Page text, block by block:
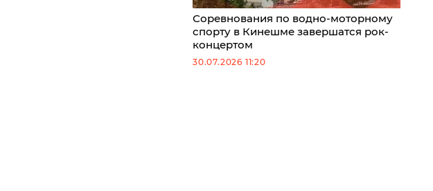
Соревнования по водно-моторному
спорту в Кинешме завершатся рок-
концертом
30.07.2026 11:20